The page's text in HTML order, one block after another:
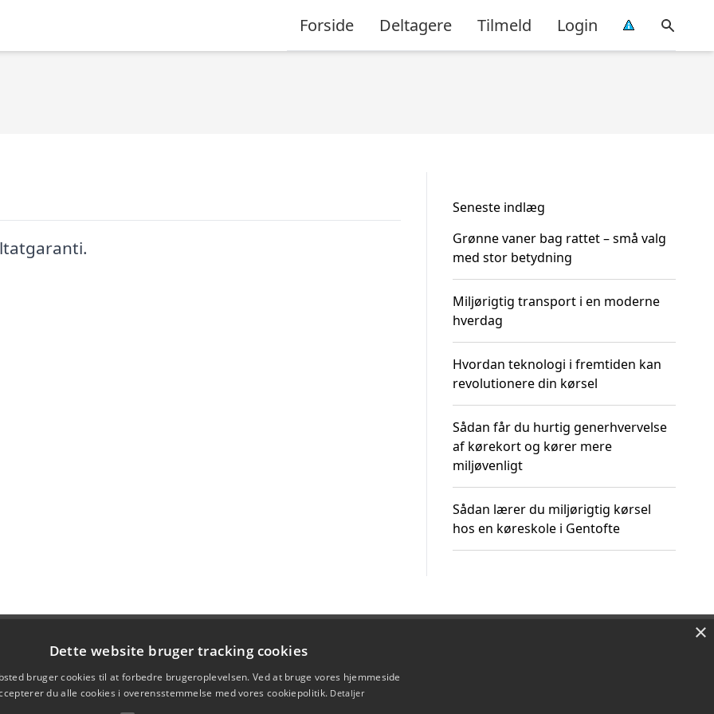
Forside Deltagere Tilmeld Login
Seneste indlæg
Grønne vaner bag rattet – små valg
med stor betydning
Miljørigtig transport i en moderne
hverdag
Hvordan teknologi i fremtiden kan
revolutionere din kørsel
Sådan får du hurtig generhvervelse
af kørekort og kører mere
miljøvenligt
Sådan lærer du miljørigtig kørsel
hos en køreskole i Gentofte
×
Dette website bruger tracking cookies
bruger cookies til at forbedre brugeroplevelsen. Ved at bruge vores hjemmeside
du alle cookies i overensstemmelse med vores cookiepolitik. Detaljer